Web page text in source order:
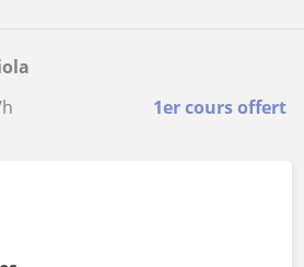
1er cours offert
...